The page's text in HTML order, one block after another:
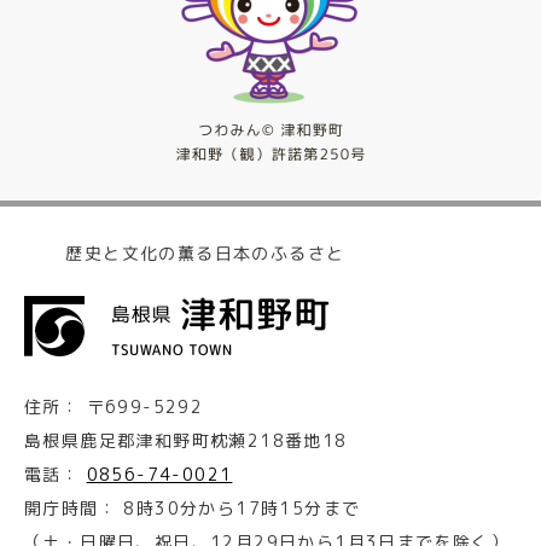
歴史と文化の薫る日本のふるさと
住所：
〒699-5292
島根県鹿足郡津和野町枕瀬218番地18
電話：
0856-74-0021
開庁時間：
8時30分から17時15分まで